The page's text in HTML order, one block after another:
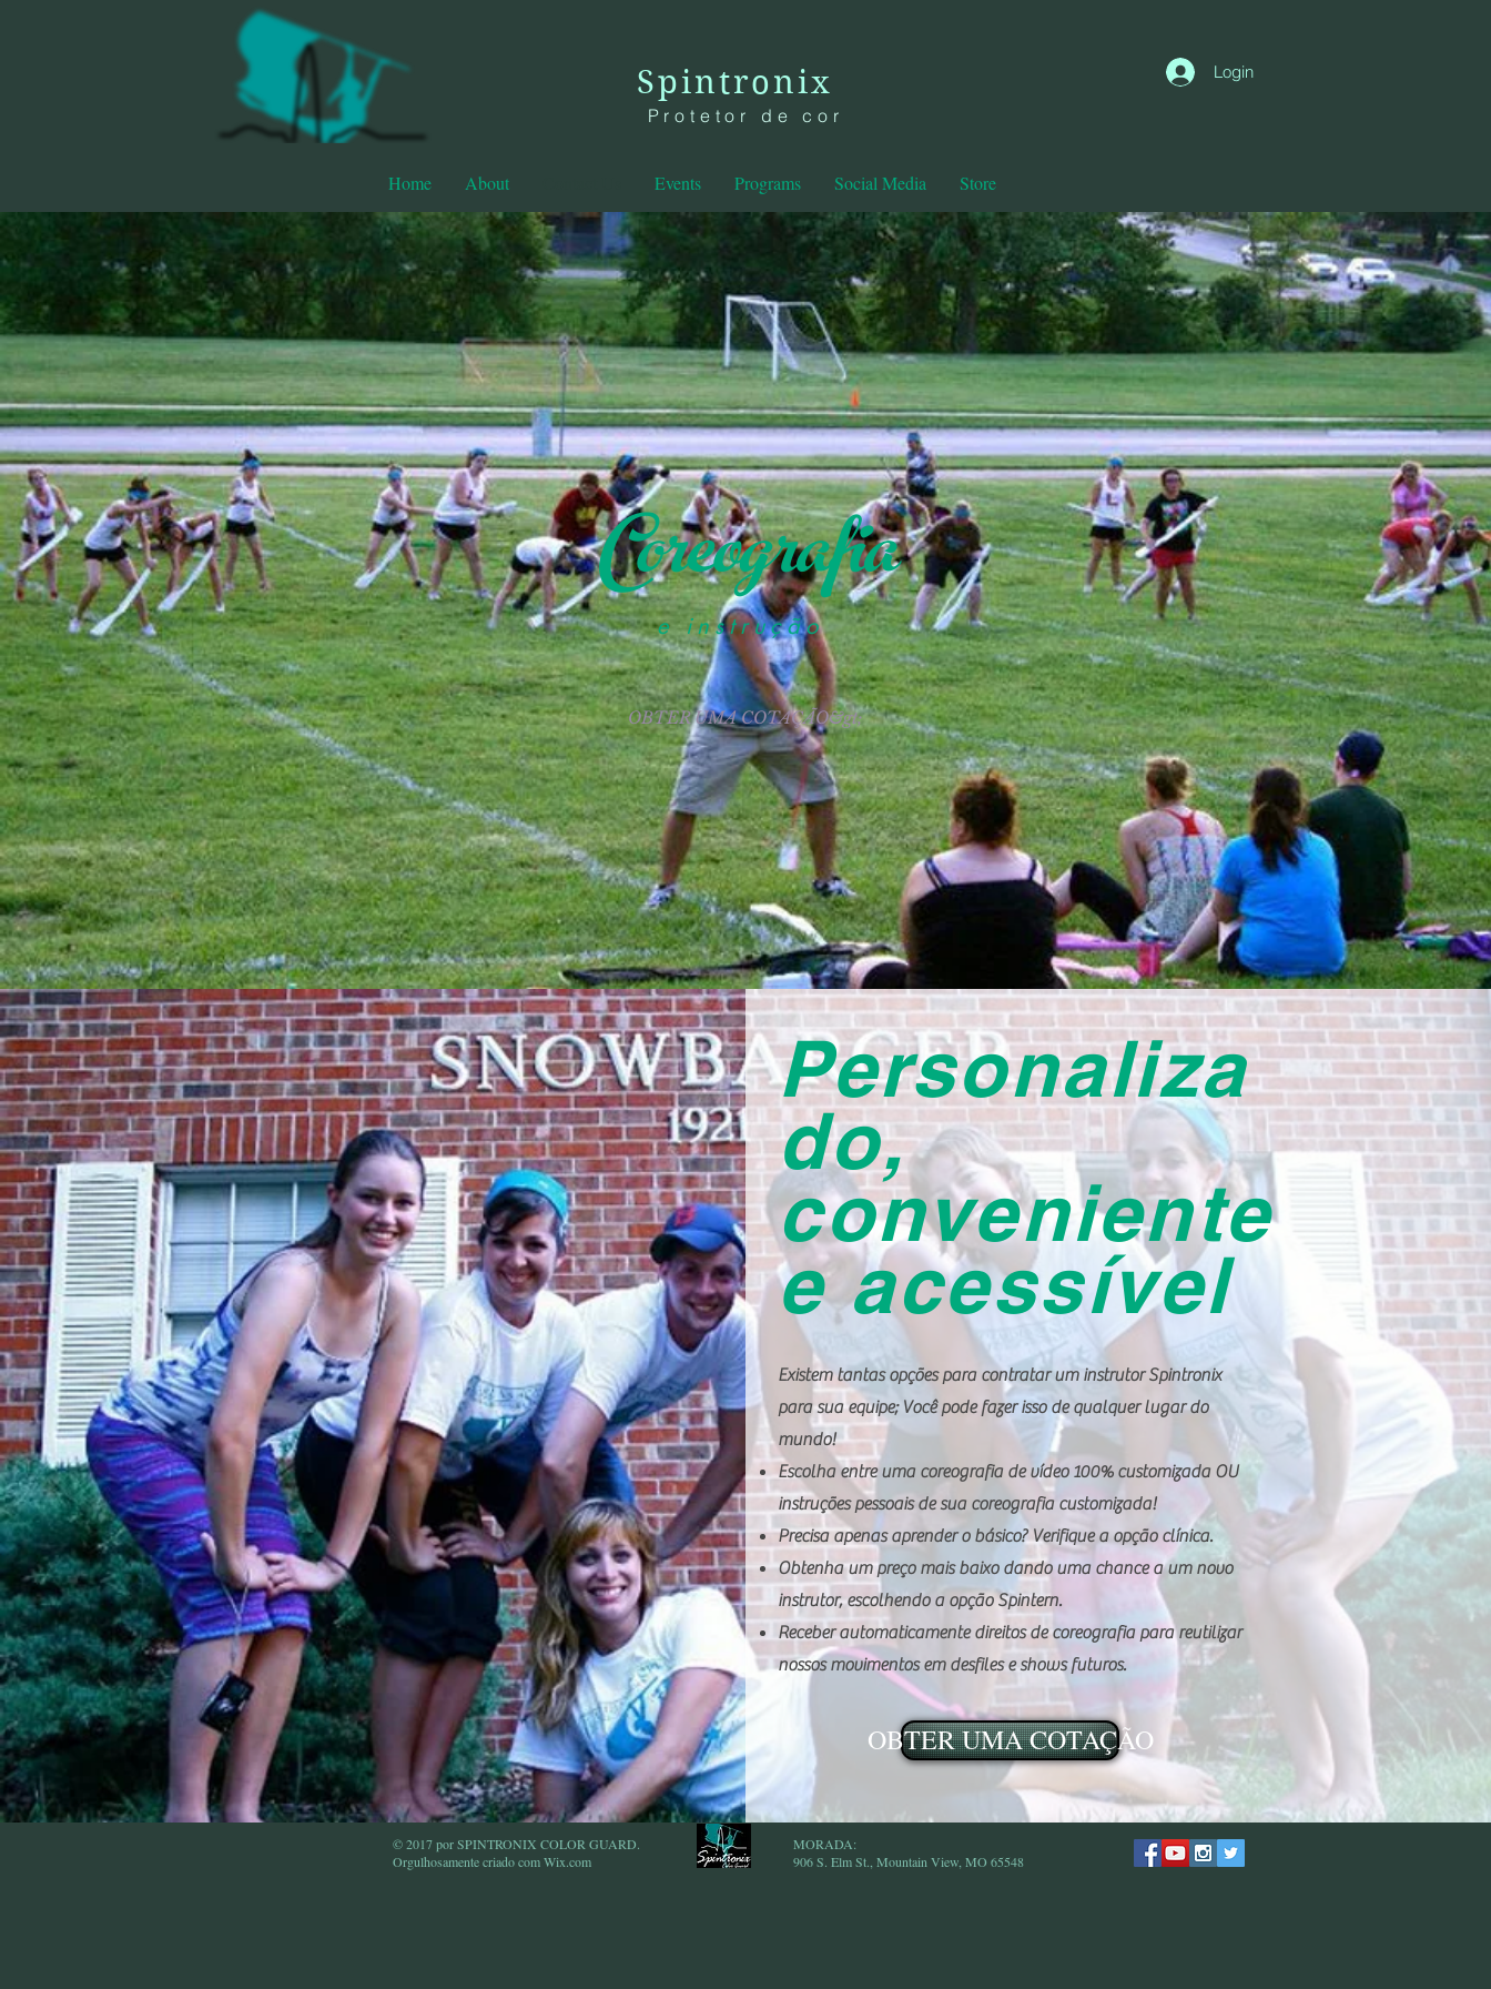
Spintronix
Protetor de cor
Login
Home About Events Programs Social Media Store
e instrução
Coreografia
OBTER UMA COTAÇÃO&gt;
Personaliza
do,
conveniente
e acessível
Existem tantas opções para contratar um instrutor Spintronix
para sua equipe; Você pode fazer isso de qualquer lugar do
mundo!
Escolha entre uma coreografia de vídeo 100% customizada OU
instruções pessoais de sua coreografia customizada!
Precisa apenas aprender o básico? Verifique a opção clínica.
Obtenha um preço mais baixo dando uma chance a um novo
instrutor, escolhendo a opção Spintern.
Receber automaticamente direitos de coreografia para reutilizar
nossos movimentos em desfiles e shows futuros.
OBTER UMA COTAÇÃO
© 2017 por SPINTRONIX COLOR GUARD.
Orgulhosamente criado comWix.com
MORADA:
906 S. Elm St., Mountain View, MO 65548